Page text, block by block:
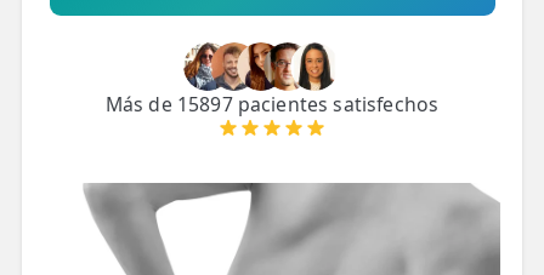
✨ Fisioestética
✨ Radiofrecuencia INDIBA
✨ Drenaje Linfático Manual
✨ Cicatrices y Estrías
Más de 15897 pacientes satisfechos